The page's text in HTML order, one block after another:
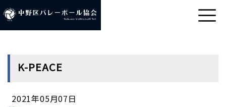
K-PEACE
2021年05月07日